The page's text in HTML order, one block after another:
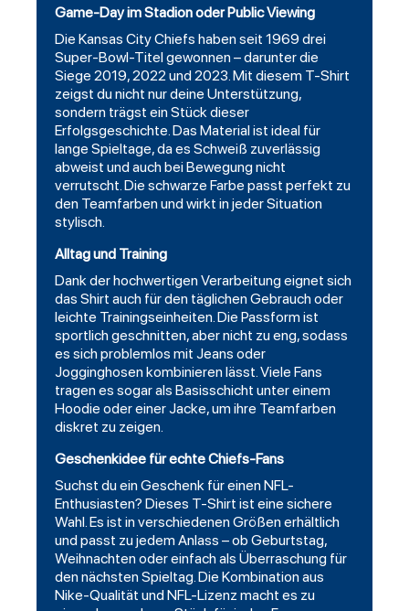
Game-Day im Stadion oder Public Viewing
Die Kansas City Chiefs haben seit 1969 drei
Super-Bowl-Titel gewonnen – darunter die
Siege 2019, 2022 und 2023. Mit diesem T-Shirt
zeigst du nicht nur deine Unterstützung,
sondern trägst ein Stück dieser
Erfolgsgeschichte. Das Material ist ideal für
lange Spieltage, da es Schweiß zuverlässig
abweist und auch bei Bewegung nicht
verrutscht. Die schwarze Farbe passt perfekt zu
den Teamfarben und wirkt in jeder Situation
stylisch.
Alltag und Training
Dank der hochwertigen Verarbeitung eignet sich
das Shirt auch für den täglichen Gebrauch oder
leichte Trainingseinheiten. Die Passform ist
sportlich geschnitten, aber nicht zu eng, sodass
es sich problemlos mit Jeans oder
Jogginghosen kombinieren lässt. Viele Fans
tragen es sogar als Basisschicht unter einem
Hoodie oder einer Jacke, um ihre Teamfarben
diskret zu zeigen.
Geschenkidee für echte Chiefs-Fans
Suchst du ein Geschenk für einen NFL-
Enthusiasten? Dieses T-Shirt ist eine sichere
Wahl. Es ist in verschiedenen Größen erhältlich
und passt zu jedem Anlass – ob Geburtstag,
Weihnachten oder einfach als Überraschung für
den nächsten Spieltag. Die Kombination aus
Nike-Qualität und NFL-Lizenz macht es zu